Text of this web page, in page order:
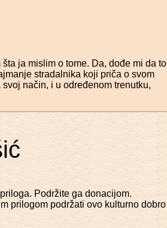
ja mislim o tome. Da, dođe mi da to
stradalnika koji priča o svom
način, i u određenom trenutku,
Podržite ga donacijom.
prilogom podržati ovo kulturno dobro